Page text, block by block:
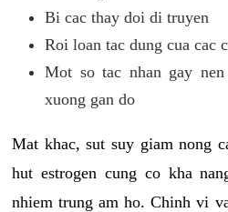
Bi cac thay doi di truyen
Roi loan tac dung cua cac
Mot so tac nhan gay
xuong gan do
Mat khac, sut suy giam nong
hut estrogen cung co kha
nhiem trung am ho. Chinh vi